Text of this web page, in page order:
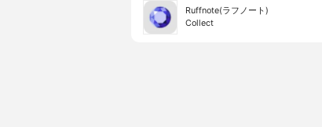
Ruffnote(ラフノート)
Collect